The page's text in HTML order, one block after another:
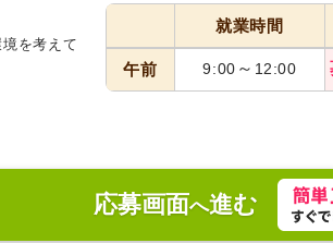
を考えて
スタッフイメージ
穏やかな雰囲気
聞いています。
就業時間
午前 9:00 ～ 12:00
応募画面へ進む